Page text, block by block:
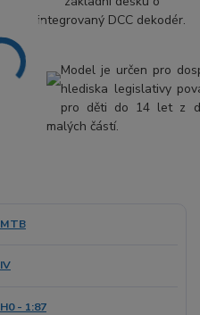
integrovaný DCC dekodér.
Model je určen pro
hlediska legislativy
pro děti do 14 let z
malých částí.
MTB
IV
H0 - 1:87